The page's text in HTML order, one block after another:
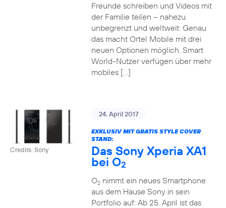
Freunde schreiben und Videos mit
der Familie teilen – nahezu
unbegrenzt und weltweit: Genau
das macht Ortel Mobile mit drei
neuen Optionen möglich. Smart
World-Nutzer verfügen über mehr
mobiles […]
Credits: Sony
24. April 2017
EXKLUSIV MIT GRATIS STYLE COVER
STAND:
Das Sony Xperia XA1
bei O2
O2nimmt ein neues Smartphone
aus dem Hause Sony in sein
Portfolio auf: Ab 25. April ist das